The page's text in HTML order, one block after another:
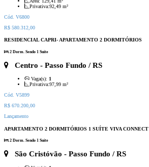
Privativa:92,49 m²
Cód. V6800
R$ 580.312,00
RESIDENCIAL CAPRI- APARTAMENTO 2 DORMITÓRIOS
2 Dorm. Sendo 1 Suíte
Centro - Passo Fundo / RS
Vaga(s): 1
Privativa:97,99 m²
Cód. V5899
R$ 670.200,00
Lançamento
APARTAMENTO 2 DORMITÓRIOS 1 SUÍTE VIVA CONNECT
2 Dorm. Sendo 1 Suíte
São Cristóvão - Passo Fundo / RS